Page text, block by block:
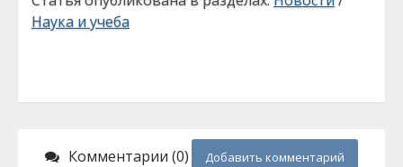
Наука и учеба
Комментарии (0) Добавить комментарий